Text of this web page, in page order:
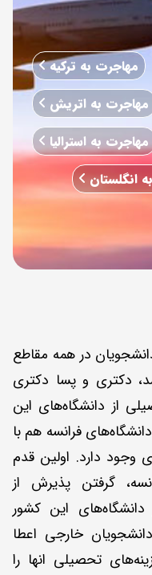
مهاجرت به ترکیه
مهاجرت به اتریش
مهاجرت به استرالیا
انگلستان
در همه مقاطع
دکتری و پسا دکتری
از دانشگاه‌های این
فرانسه هم با
وجود دارد. اولین قدم
گرفتن پذیرش از
این کشور
خارجی اعطا
تحصیلی انها را